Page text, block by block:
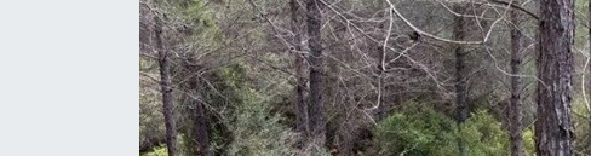
KÜLTÜR SANAT
MAGAZİN